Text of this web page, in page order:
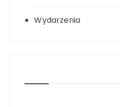
Wydarzenia